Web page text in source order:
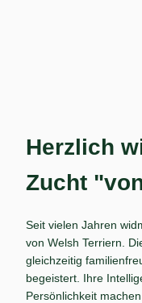
Herzlich
Zucht
Seit vielen Jahren
von Welsh Terriern.
gleichzeitig
begeistert. Ihre
Persönlichkeit